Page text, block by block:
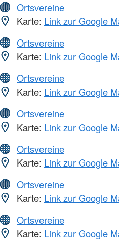
Ortsvereine
Karte: Link zur Google
Ortsvereine
Karte: Link zur Google
Ortsvereine
Karte: Link zur Google
Ortsvereine
Karte: Link zur Google
Ortsvereine
Karte: Link zur Google
Ortsvereine
Karte: Link zur Google
Ortsvereine
Karte: Link zur Google